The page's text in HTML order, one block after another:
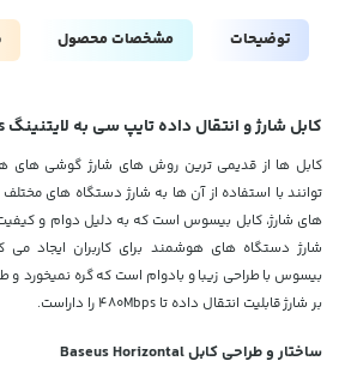
توضیحات مشخصات محصول
کابل شارژ و انتقال داده تایپ سی به لایتنینگ Baseus
کابل ها از قدیمی ترین روش های شارژ گوشی های
توانند با استفاده از آن ها به شارژ دستگاه های مختلف
های شارژ، کابل بیسوس است که به دلیل دوام و کیفیت
شارژ دستگاه های هوشمند برای کاربران ایجاد می
بر شارژقابلیت انتقال داده تا 480Mbps را داراست.
ساختار و طراحی کابل Baseus Horizontal